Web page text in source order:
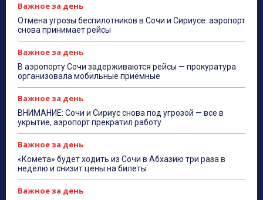
Важное за день
Отмена угрозы беспилотников в Сочи и Сириусе: аэропорт
снова принимает рейсы
Важное за день
В аэропорту Сочи задерживаются рейсы — прокуратура
организовала мобильные приёмные
Важное за день
ВНИМАНИЕ: Сочи и Сириус снова под угрозой — все в
укрытие, аэропорт прекратил работу
Важное за день
«Комета» будет ходить из Сочи в Абхазию три раза в
неделю и снизит цены на билеты
Важное за день